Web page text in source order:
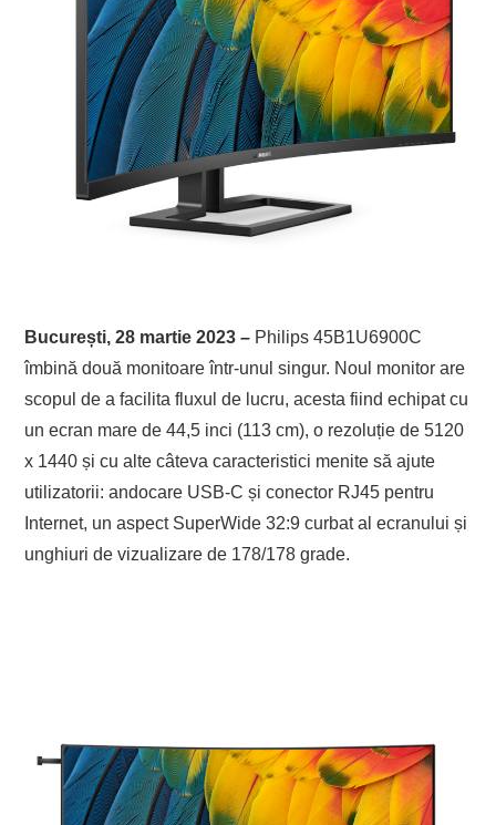
București, 28 martie 2023 – Philips 45B1U6900C
îmbină două monitoare într-unul singur. Noul monitor are
scopul de a facilita fluxul de lucru, acesta fiind echipat cu
un ecran mare de 44,5 inci (113 cm), o rezoluție de 5120
x 1440 și cu alte câteva caracteristici menite să ajute
utilizatorii: andocare USB-C și conector RJ45 pentru
Internet, un aspect SuperWide 32:9 curbat al ecranului și
unghiuri de vizualizare de 178/178 grade.